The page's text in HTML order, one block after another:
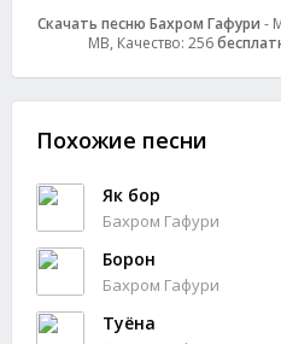
Скачать песню Бахром Гафури -
MB, Качество: 256
Похожие песни
Як бор
Бахром Гафури
Борон
Бахром Гафури
Туёна